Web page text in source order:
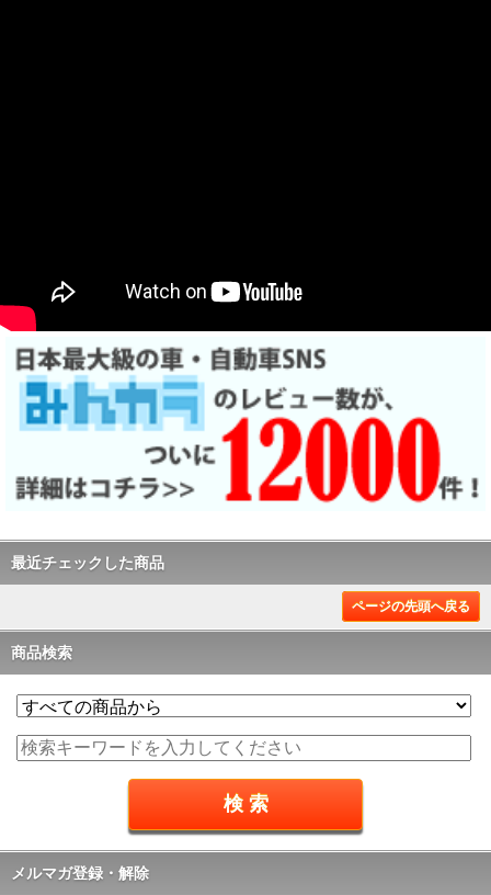
最近チェックした商品
ページの先頭へ戻る
商品検索
メルマガ登録・解除